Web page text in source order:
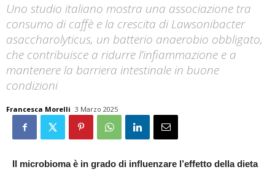
Uno studio italiano mostra una associazione tra
consumo di caffè e la crescita di Lawsonibacter
asaccharolyticus, un batterio anaerobio obbligato,
che contribuisce a ridurre l’infiammazione e a
mantenere la barriera intestinale in buone
condizioni
Francesca Morelli 3 Marzo 2025
Il microbioma è in grado di influenzare l’effetto della dieta